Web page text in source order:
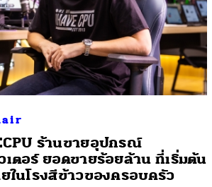
ร้านขายอุปกรณ์
ตอร์ ยอดขายร้อยล้าน ที่เริ่มต้น
ในโรงสีข้าวของครอบครัว